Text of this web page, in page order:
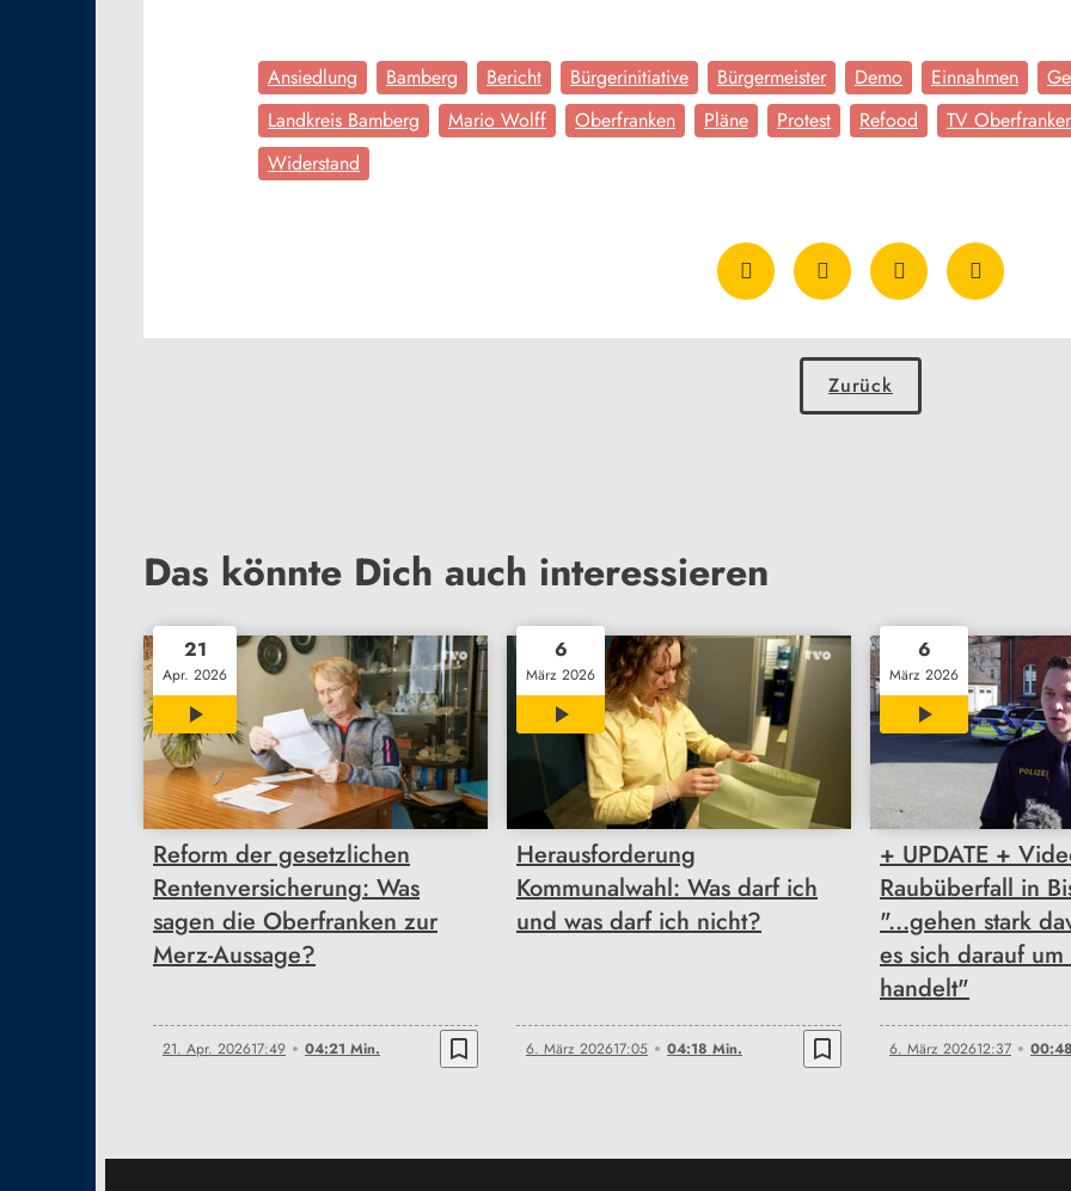
Ansiedlung Bamberg Bericht Bürgerinitiative Bürgermeister Demo Einnahmen
Landkreis Bamberg
Mario Wolff Oberfranken Pläne Protest Refood
TV
Widerstand
Zurück
Das könnte Dich auch interessieren
21
Apr. 2026
04:21
Reform der gesetzlichen
Rentenversicherung: Was
sagen die Oberfranken zur
Merz-Aussage?
21. Apr. 202617:49 04:21 Min. bookmark_border
6
März 2026
Herausforderung
Kommunalwahl: Was darf ich
und was darf ich nicht?
6. März 202617:05 04:18 Min. bookmark_border
6
März 2026
+ UPDATE +
Raubüberfall in
"...gehen stark
es sich darauf
handelt"
6. März 202612:37